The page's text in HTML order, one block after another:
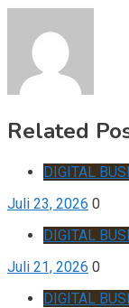
Related
DIGITAL
Juli 23, 2026 0
DIGITAL
Juli 21, 2026 0
DIGITAL